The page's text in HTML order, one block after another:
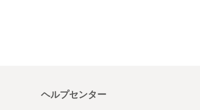
ヘルプセンター